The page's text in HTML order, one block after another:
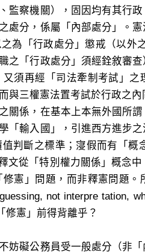
監察機關），固因均有其行
處分，係屬「內部處分」。
為「行政處分」懲戒（以外
之「行政處分」須經銓敘審
須再經「司法牽制考試」之
與三權憲法置考試於行政之內
關係，在基本上本無外國所
「輸入國」，引進西方進步之
判斷之標準；寖假而有「概
文從「特別權力關係」概念
憲」問題，而非釋憲問題。
not interpre tation,
修憲」前得背離乎？
妨礙公務員受一般處分（非